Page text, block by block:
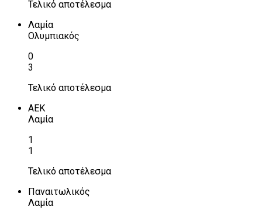
Τελικό αποτέλεσμα
Λαμία
Ολυμπιακός
0
3
Τελικό αποτέλεσμα
ΑΕΚ
Λαμία
1
1
Τελικό αποτέλεσμα
Παναιτωλικός
Λαμία